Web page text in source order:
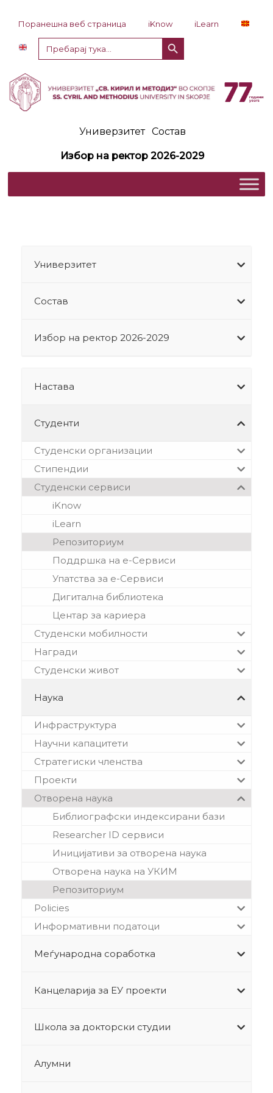
Поранешна веб страница iKnow
iLearn
Пребарај
за:
Копче за пребарување
Универзитет Состав
Избор на ректор 2026-2029
Универзитет
Состав
Избор на ректор 2026-2029
Настава
Студенти
Студенски организации
Стипендии
Студенски сервиси
iKnow
iLearn
Репозиториум
Поддршка на е-Сервиси
Упатства за е-Сервиси
Дигитална библиотека
Центар за кариера
Студенски мобилности
Награди
Студенски живот
Наука
Инфраструктура
Научни капацитети
Стратегиски членства
Проекти
Отворена наука
Библиографски индексирани бази
Researcher ID сервиси
Иницијативи за отворена наука
Отворена наука на УКИМ
Репозиториум
Policies
Информативни податоци
Меѓународна соработка
Канцеларија за ЕУ проекти
Школа за докторски студии
Алумни